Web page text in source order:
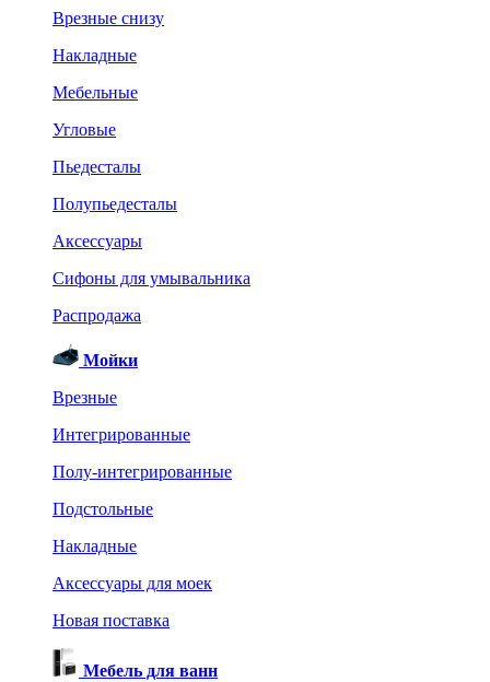
Врезные снизу
Накладные
Мебельные
Угловые
Пьедесталы
Полупьедесталы
Аксессуары
Сифоны для умывальника
Распродажа
Мойки
Врезные
Интегрированные
Полу-интегрированные
Подстольные
Накладные
Аксессуары для моек
Новая поставка
Мебель для ванн